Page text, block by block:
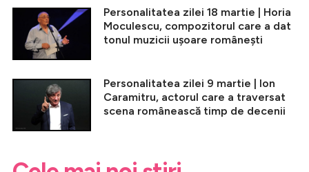
Personalitatea zilei 18 martie | Horia
Moculescu, compozitorul care a dat
tonul muzicii ușoare românești
Personalitatea zilei 9 martie | Ion
Caramitru, actorul care a traversat
scena românească timp de decenii